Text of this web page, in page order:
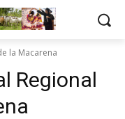
la Macarena
Regional